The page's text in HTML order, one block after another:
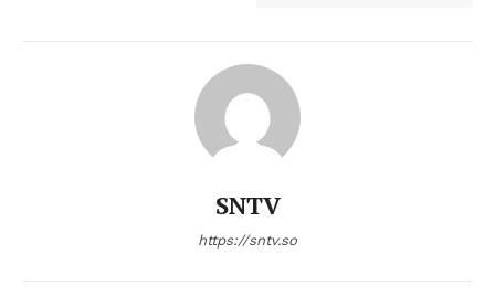
SNTV
https://sntv.so